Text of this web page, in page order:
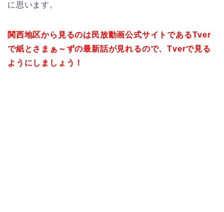
に思います。
関西地区から見るのは民放動画公式サイトであるTver
で紙とさまぁ～ずの最新話が見れるので、Tverで見る
ようにしましょう！